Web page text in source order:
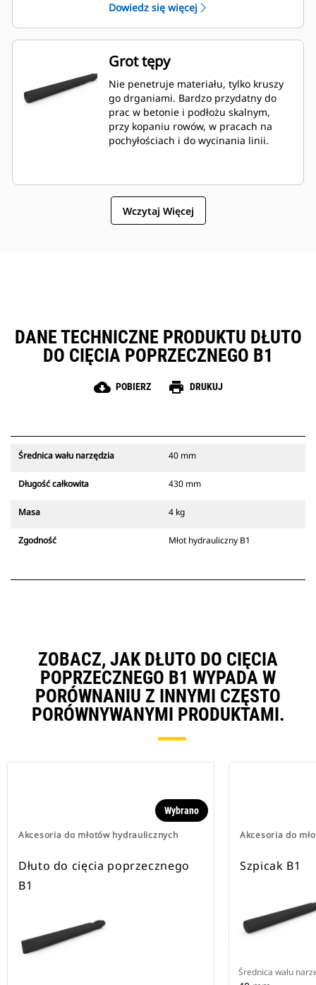
Dowiedz się więcej
Grot tępy
Nie penetruje materiału, tylko kruszy
go drganiami. Bardzo przydatny do
prac w betonie i podłożu skalnym,
przy kopaniu rowów, w pracach na
pochyłościach i do wycinania linii.
Wczytaj Więcej
DANE TECHNICZNE PRODUKTU DŁUTO
DO CIĘCIA POPRZECZNEGO B1
cloud_download POBIERZ print DRUKUJ
Średnica wału narzędzia 40 mm
Długość całkowita 430 mm
Masa 4 kg
Zgodność Młot hydrauliczny B1
ZOBACZ, JAK DŁUTO DO CIĘCIA
POPRZECZNEGO B1 WYPADA W
PORÓWNANIU Z INNYMI CZĘSTO
PORÓWNYWANYMI PRODUKTAMI.
Akcesoria do młotów hydraulicznych
Wybrano
Dłuto do cięcia poprzecznego
B1
Akcesoria do
Szpicak B1
Średnica wału